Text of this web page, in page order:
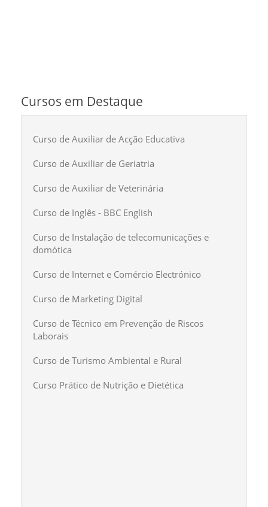
Cursos em Destaque
Curso de Auxiliar de Acção Educativa
Curso de Auxiliar de Geriatria
Curso de Auxiliar de Veterinária
Curso de Inglês - BBC English
Curso de Instalação de telecomunicações e
domótica
Curso de Internet e Comércio Electrónico
Curso de Marketing Digital
Curso de Técnico em Prevenção de Riscos
Laborais
Curso de Turismo Ambiental e Rural
Curso Prático de Nutrição e Dietética